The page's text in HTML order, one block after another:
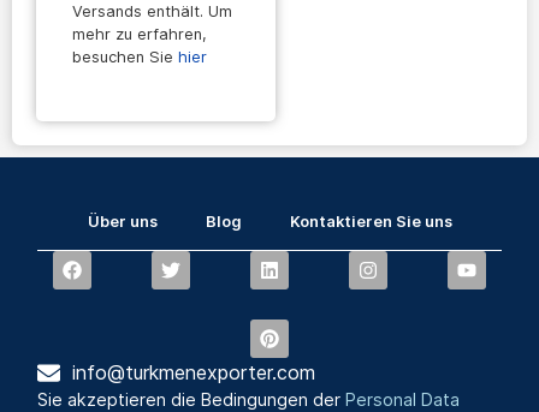
Versands enthält. Um
mehr zu erfahren,
besuchen Sie hier
Über uns Blog Kontaktieren Sie uns
info@turkmenexporter.com
Sie akzeptieren die Bedingungen derPersonal Data